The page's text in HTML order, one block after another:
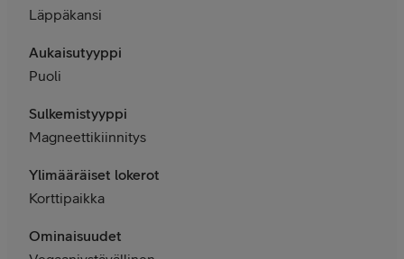
Läppäkansi
Aukaisutyyppi
Puoli
Sulkemistyyppi
Magneettikiinnitys
Ylimääräiset lokerot
Korttipaikka
Ominaisuudet